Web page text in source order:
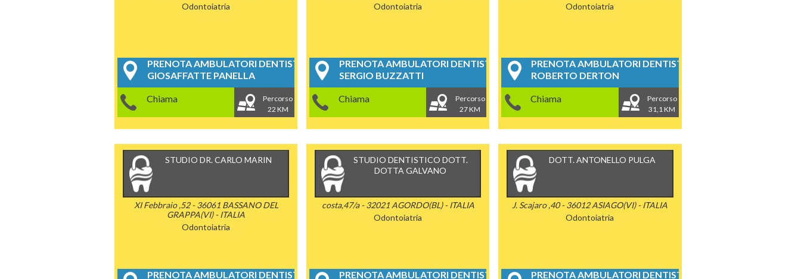
Odontoiatria
PRENOTA AMBULATORI DENTISTICI
GIOSAFFATTE PANELLA
Chiama
Percorso
22 KM
Odontoiatria
PRENOTA AMBULATORI DENTISTICI
SERGIO BUZZATTI
Chiama
Percorso
27 KM
Odontoiatria
PRENOTA AMBULATORI DENTISTICI
ROBERTO DERTON
Chiama
Percorso
31,1 KM
STUDIO DR. CARLO MARIN
XI Febbraio ,52 - 36061 BASSANO DEL
GRAPPA(VI) - ITALIA
Odontoiatria
PRENOTA AMBULATORI DENTISTICI
STUDIO DENTISTICO DOTT.
DOTTA GALVANO
costa,47/a - 32021 AGORDO(BL) - ITALIA
Odontoiatria
PRENOTA AMBULATORI DENTISTICI
DOTT. ANTONELLO PULGA
J. Scajaro ,40 - 36012 ASIAGO(VI) - ITALIA
Odontoiatria
PRENOTA AMBULATORI DENTISTICI